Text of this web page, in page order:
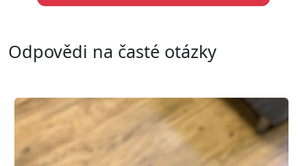
Odpovědi na časté otázky